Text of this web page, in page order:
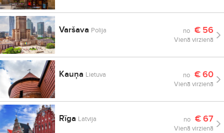
Varšava Polija no € 56
Vienā virzienā
Kauņa Lietuva no €60
Vienā virzienā
Rīga Latvija no €67
Vienā virzienā